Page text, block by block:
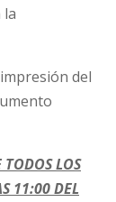
la
del
LOS
11:00 DEL